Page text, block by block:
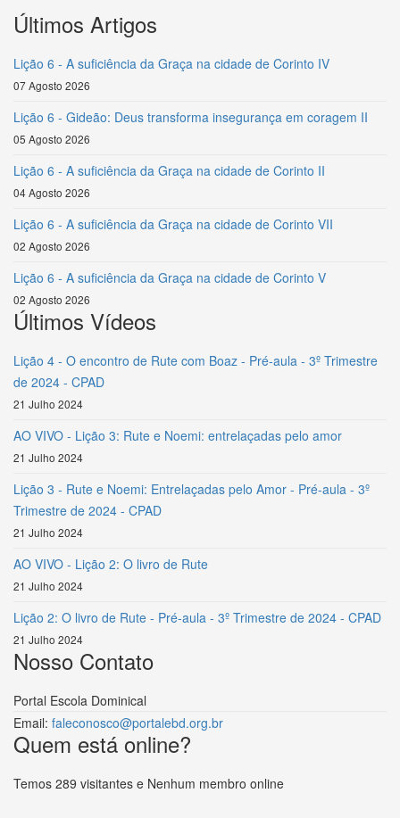
Últimos Artigos
Lição 6 - A suficiência da Graça na cidade de Corinto IV
07 Agosto 2026
Lição 6 - Gideão: Deus transforma insegurança em coragem II
05 Agosto 2026
Lição 6 - A suficiência da Graça na cidade de Corinto II
04 Agosto 2026
Lição 6 - A suficiência da Graça na cidade de Corinto VII
02 Agosto 2026
Lição 6 - A suficiência da Graça na cidade de Corinto V
02 Agosto 2026
Últimos Vídeos
Lição 4 - O encontro de Rute com Boaz - Pré-aula - 3º Trimestre
de 2024 - CPAD
21 Julho 2024
AO VIVO - Lição 3: Rute e Noemi: entrelaçadas pelo amor
21 Julho 2024
Lição 3 - Rute e Noemi: Entrelaçadas pelo Amor - Pré-aula - 3º
Trimestre de 2024 - CPAD
21 Julho 2024
AO VIVO - Lição 2: O livro de Rute
21 Julho 2024
Lição 2: O livro de Rute - Pré-aula - 3º Trimestre de 2024 - CPAD
21 Julho 2024
Nosso Contato
Portal Escola Dominical
Email: faleconosco@portalebd.org.br
Quem está online?
Temos 289 visitantes e Nenhum membro online